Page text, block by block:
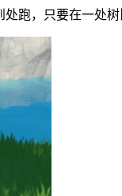
跑，只要在一处